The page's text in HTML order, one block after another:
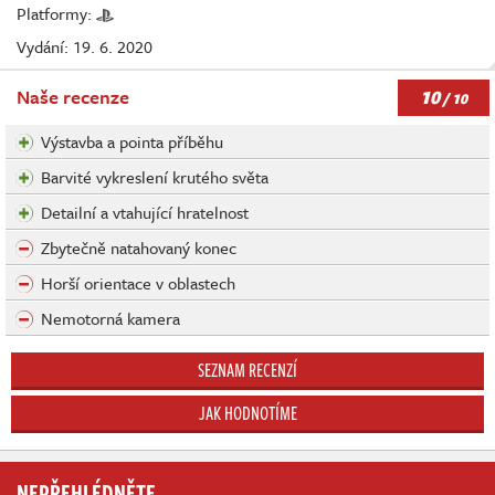
Platformy:
Vydání: 19. 6. 2020
Naše recenze 10/ 10
Výstavba a pointa příběhu
Barvité vykreslení krutého světa
Detailní a vtahující hratelnost
Zbytečně natahovaný konec
Horší orientace v oblastech
Nemotorná kamera
SEZNAM RECENZÍ
JAK HODNOTÍME